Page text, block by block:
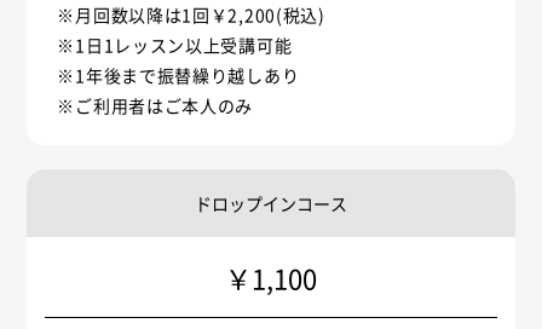
※月回数以降は1回￥2,200(税込)
※1日1レッスン以上受講可能
※1年後まで振替繰り越しあり
※ご利用者はご本人のみ
ドロップインコース
￥1,100